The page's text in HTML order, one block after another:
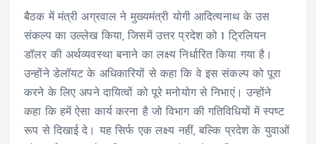
बैठक में मंत्री अग्रवाल ने मुख्यमंत्री योगी आदित्यनाथ के उस
संकल्प का उल्लेख किया, जिसमें उत्तर प्रदेश को 1 ट्रिलियन
डॉलर की अर्थव्यवस्था बनाने का लक्ष्य निर्धारित किया गया है।
उन्होंने डेलॉयट के अधिकारियों से कहा कि वे इस संकल्प को पूरा
करने के लिए अपने दायित्वों को पूरे मनोयोग से निभाएं। उन्होंने
कहा कि हमें ऐसा कार्य करना है जो विभाग की गतिविधियों में स्पष्ट
रूप से दिखाई दे। यह सिर्फ एक लक्ष्य नहीं, बल्कि प्रदेश के युवाओं